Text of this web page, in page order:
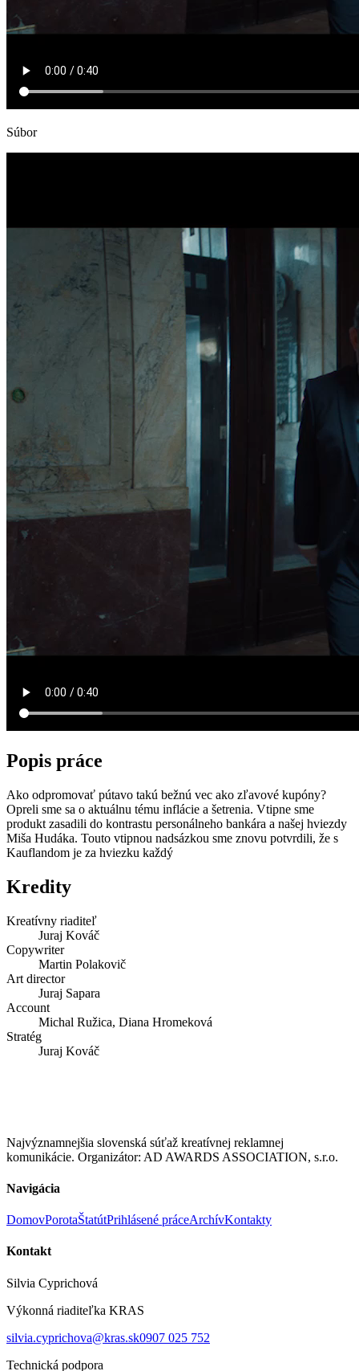
Súbor
Popis práce
Ako odpromovať pútavo takú bežnú vec ako zľavové kupóny?
Opreli sme sa o aktuálnu tému inflácie a šetrenia. Vtipne sme
produkt zasadili do kontrastu personálneho bankára a našej hviezdy
Miša Hudáka. Touto vtipnou nadsázkou sme znovu potvrdili, že s
Kauflandom je za hviezku každý
Kredity
Kreatívny riaditeľ
Juraj Kováč
Copywriter
Martin Polakovič
Art director
Juraj Sapara
Account
Michal Ružica, Diana Hromeková
Stratég
Juraj Kováč
Najvýznamnejšia slovenská súťaž kreatívnej reklamnej
komunikácie. Organizátor: AD AWARDS ASSOCIATION, s.r.o.
Navigácia
DomovPorotaŠtatútPrihlásené práceArchívKontakty
Kontakt
Silvia Cyprichová
Výkonná riaditeľka KRAS
silvia.cyprichova@kras.sk0907 025 752
Technická podpora